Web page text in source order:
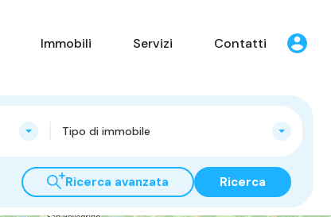
Immobili Servizi Contatti
Tipo di immobile
Ricerca avanzata Ricerca